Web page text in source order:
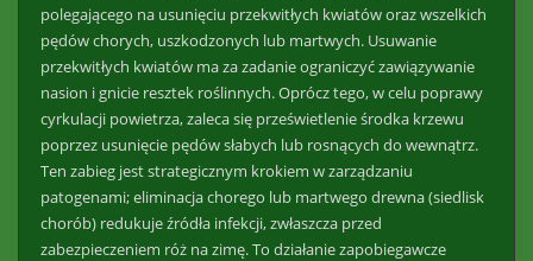
polegającego na usunięciu przekwitłych kwiatów oraz wszelkich
pędów chorych, uszkodzonych lub martwych. Usuwanie
przekwitłych kwiatów ma za zadanie ograniczyć zawiązywanie
nasion i gnicie resztek roślinnych. Oprócz tego, w celu poprawy
cyrkulacji powietrza, zaleca się prześwietlenie środka krzewu
poprzez usunięcie pędów słabych lub rosnących do wewnątrz.
Ten zabieg jest strategicznym krokiem w zarządzaniu
patogenami; eliminacja chorego lub martwego drewna (siedlisk
chorób) redukuje źródła infekcji, zwłaszcza przed
zabezpieczeniem róż na zimę. To działanie zapobiegawcze